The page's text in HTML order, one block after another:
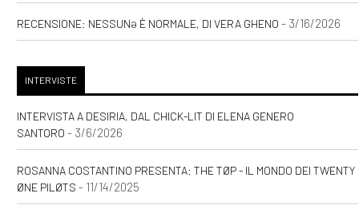
RECENSIONE: NESSUNƏ È NORMALE, DI VERA GHENO - 3/16/2026
INTERVISTE
INTERVISTA A DESIRIA, DAL CHICK-LIT DI ELENA GENERO
SANTORO - 3/6/2026
ROSANNA COSTANTINO PRESENTA: THE TØP - IL MONDO DEI TWENTY
ØNE PILØTS - 11/14/2025